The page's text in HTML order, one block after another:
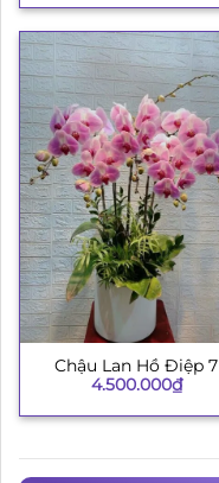
Chậu Lan Hồ Điệp 7
4.500.000₫